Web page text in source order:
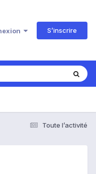
S’inscrire
Toute l’activité